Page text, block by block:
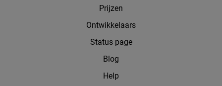
Prijzen
Ontwikkelaars
Status page
Blog
Help